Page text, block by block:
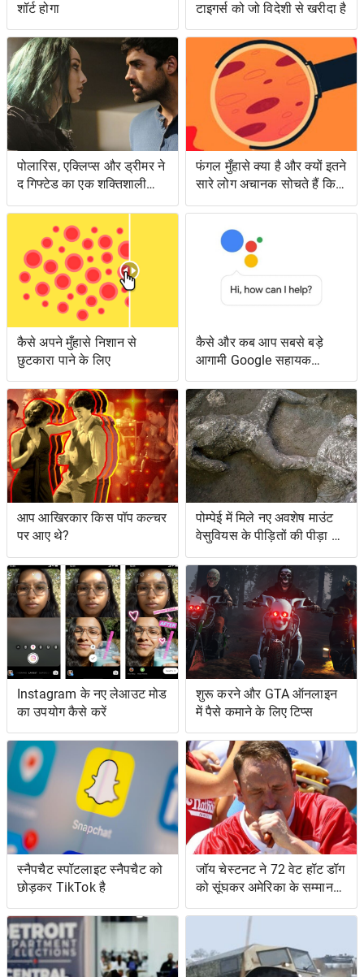
शॉर्ट होगा
टाइगर्स को जो विदेशी से खरीदा है
पोलारिस, एक्लिप्स और ड्रीमर ने
द गिफ्टेड का एक शक्तिशाली
एपिसोड लंगर डाला
फंगल मुँहासे क्या है और क्यों इतने
सारे लोग अचानक सोचते हैं कि
उनके पास क्या है?
कैसे अपने मुँहासे निशान से
छुटकारा पाने के लिए
कैसे और कब आप सबसे बड़े
आगामी Google सहायक
सुविधाओं तक पहुँच सकते हैं
आप आखिरकार किस पॉप कल्चर
पर आए थे?
पोम्पेई में मिले नए अवशेष माउंट
वेसुवियस के पीड़ितों की पीड़ा को
दर्शाते हैं
Instagram के नए लेआउट मोड
का उपयोग कैसे करें
शुरू करने और GTA ऑनलाइन
में पैसे कमाने के लिए टिप्स
स्नैपचैट स्पॉटलाइट स्नैपचैट को
छोड़कर TikTok है
जॉय चेस्टनट ने 72 वेट हॉट डॉग
को सूंघकर अमेरिका के सम्मान
की रक्षा की